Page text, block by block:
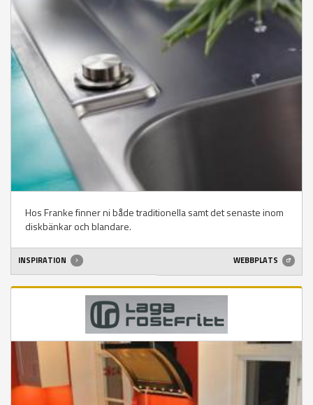
Hos Franke finner ni både traditionella samt det senaste inom
diskbänkar och blandare.
INSPIRATION WEBBPLATS